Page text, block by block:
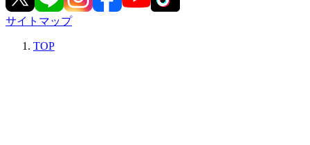
サイトマップ
TOP